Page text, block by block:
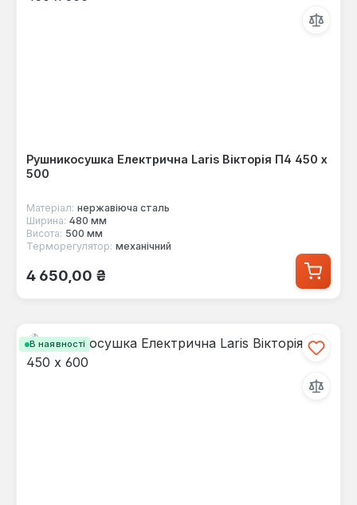
Рушникосушка Електрична Laris Вікторія П4 450 х
500
Матеріал: нержавіюча сталь
Ширина: 480 мм
Висота: 500 мм
Терморегулятор: механічний
Звичайна ціна:
4 650,00 ₴
В наявності